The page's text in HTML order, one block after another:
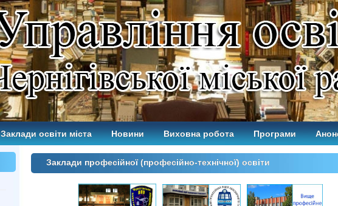
Заклади освіти міста Новини Виховна робота Програми
Заклади професійної (професійно-технічної) освіти